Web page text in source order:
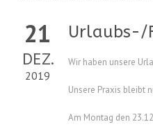
21
DEZ.
2019
Urlaubs-/
Wir haben unsere
Unsere Praxis bleibt
Am Montag den